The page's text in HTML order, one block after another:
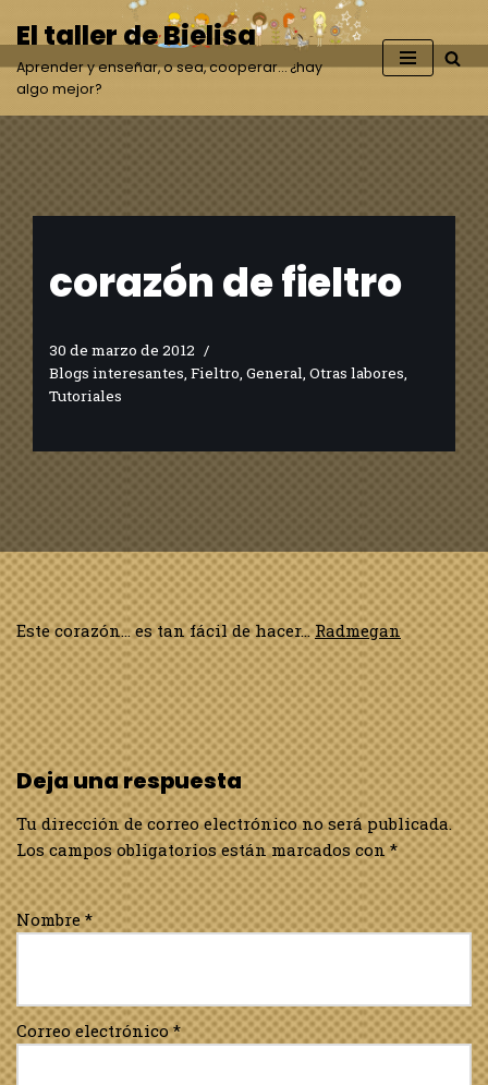
Saltar
al
contenido
El taller de Bielisa
Aprender y enseñar, o sea, cooperar… ¿hay
algo mejor?
corazón de fieltro
30 de marzo de 2012
Blogs interesantes, Fieltro, General, Otras labores,
Tutoriales
Este corazón… es tan fácil de hacer…Radmegan
Deja una respuesta
Tu dirección de correo electrónico no será publicada.
Los campos obligatorios están marcados con*
Nombre*
Correo electrónico*